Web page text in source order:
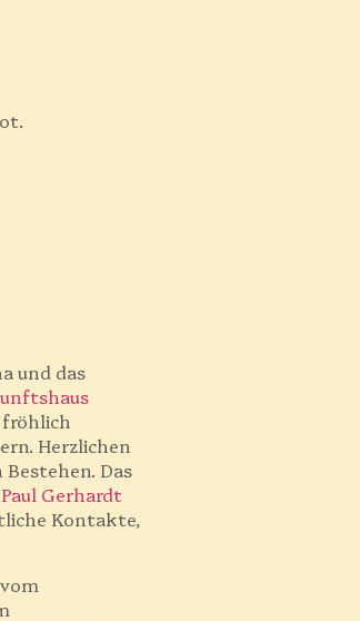
und das
fröhlich
Herzlichen
Bestehen. Das
Paul Gerhardt
Kontakte,